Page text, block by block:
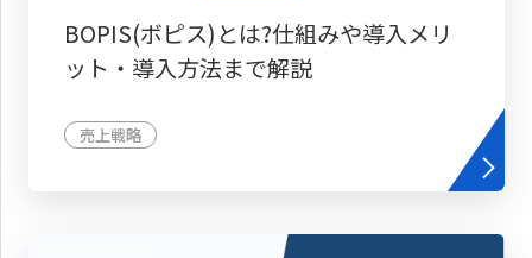
BOPIS(ボピス)とは?仕組みや導入メリ
ット・導入方法まで解説
売上戦略